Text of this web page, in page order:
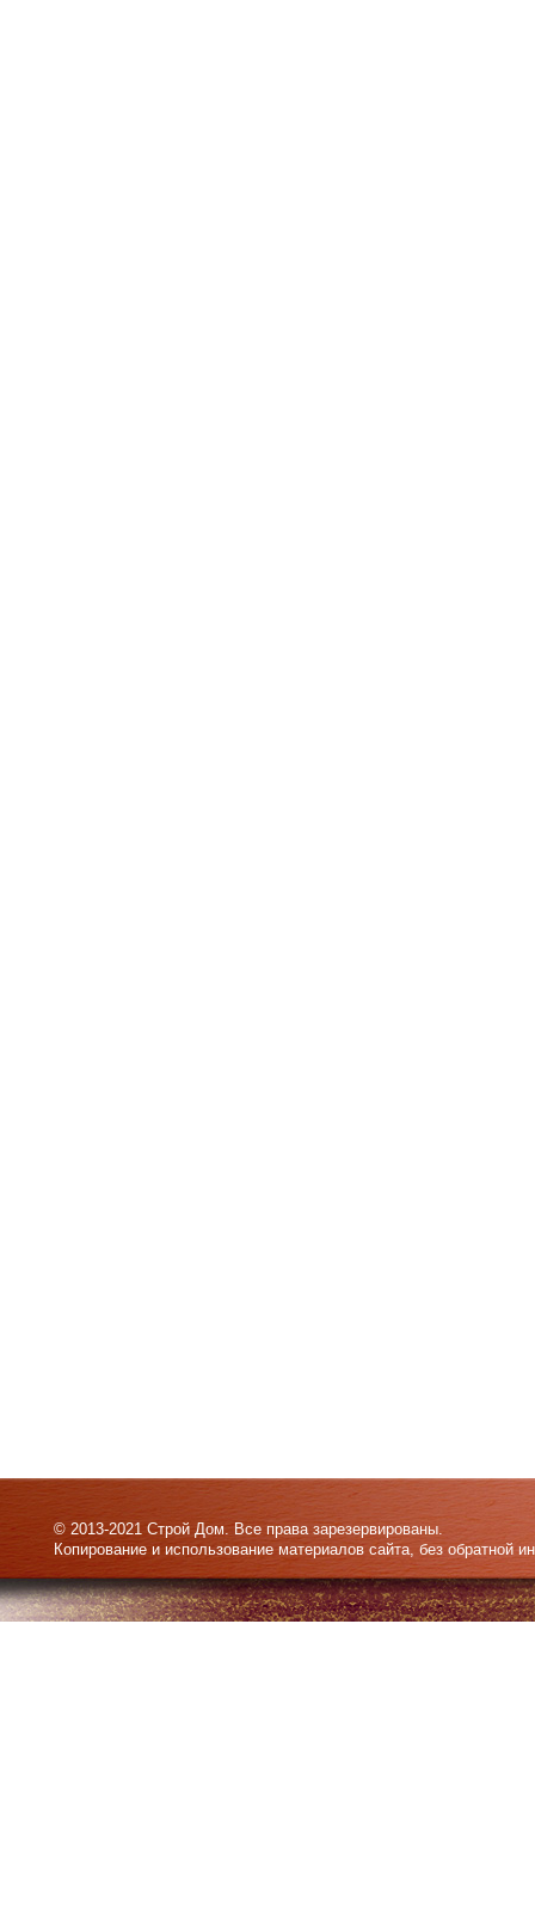
© 2013-2021 Строй Дом. Все права зарезервированы.
Копирование и использование материалов сайта, без обратной